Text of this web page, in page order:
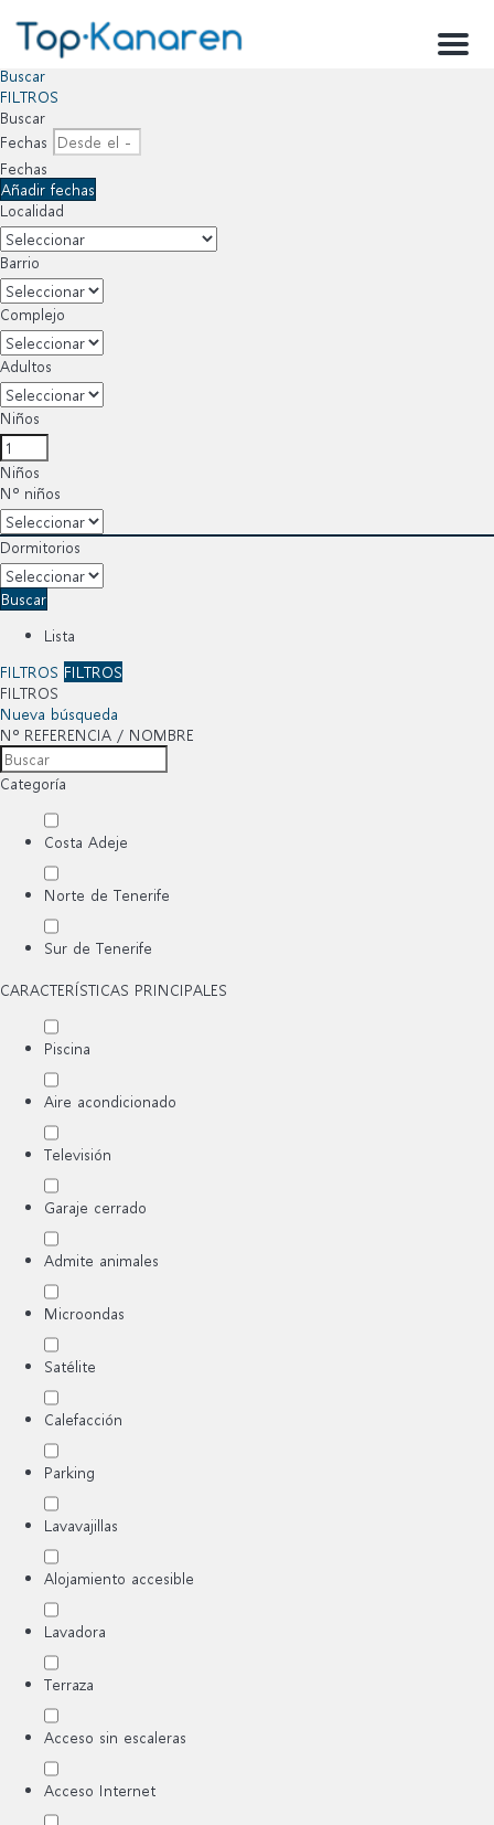
Menu
Buscar
FILTROS
Buscar
Fechas
Fechas
Añadir fechas
Localidad
Barrio
Complejo
Adultos
Niños
Niños
Nº niños
Dormitorios
Buscar
Lista
FILTROS FILTROS
FILTROS
Nueva búsqueda
Nº REFERENCIA / NOMBRE
Categoría
Costa Adeje
Norte de Tenerife
Sur de Tenerife
CARACTERÍSTICAS PRINCIPALES
Piscina
Aire acondicionado
Televisión
Garaje cerrado
Admite animales
Microondas
Satélite
Calefacción
Parking
Lavavajillas
Alojamiento accesible
Lavadora
Terraza
Acceso sin escaleras
Acceso Internet